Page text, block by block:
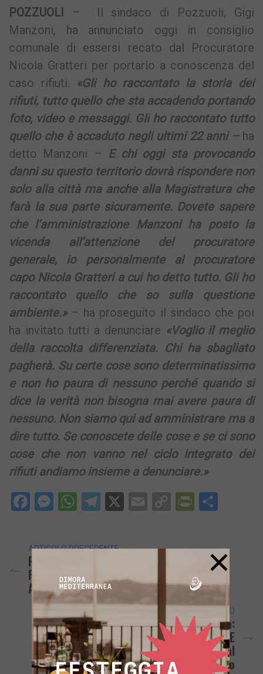
POZZUOLI
– Il sindaco di Pozzuoli, Gigi
Manzoni, ha annunciato oggi in consiglio
comunale di essersi recato dal Procuratore
Nicola Gratteri per portarlo a conoscenza del
caso rifiuti. «Gli ho raccontato la storia dei
rifiuti, tutto quello che sta accadendo portando
foto, video e messaggi. Gli ho raccontato tutto
quello che è accaduto negli ultimi 22 anni –ha
detto Manzoni – E chi oggi sta provocando
danni su questo territorio dovrà rispondere non
solo alla città ma anche alla Magistratura che
farà la sua parte sicuramente. Dovete sapere
che l’amministrazione Manzoni ha posto la
vicenda all’attenzione del procuratore
generale, io personalmente al procuratore
capo Nicola Gratteri a cui ho detto tutto. Gli ho
raccontato quello che so sulla questione
ambiente.»– ha proseguito il sindaco che poi
ha invitato tutti a denunciare «Voglio il meglio
della raccolta differenziata. Chi ha sbagliato
pagherà. Su certe cose sono determinatissimo
e non ho paura di nessuno perché quando si
dice la verità non bisogna mai avere paura di
nessuno. Non siamo qui ad amministrare ma a
dire tutto. Se conoscete delle cose e se ci sono
cose che non vanno nel ciclo integrato dei
rifiuti andiamo insieme a denunciare.»
Facebook
Messenger
WhatsApp
Telegram
X EmailCopy
ARTICOLO PRECEDENTE
POZZUOLI/ Parcheggi Custoditi, Polizia E
Finanza Sequestrano Un’area Non
Autorizzata
ARTICOLO SUCCESSIVO
Il PD Di Pozzuoli Come Una Comunità:
Pronto Il «percorso Di Recupero E
Reinserimento» Per Gli Scappati Dal
Direttivo
×